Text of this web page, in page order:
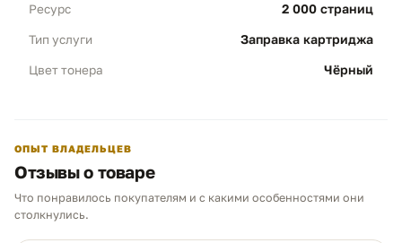
оригинального блока Canon FX-10.
Экономия:
Стоимость в несколько раз
Чистота печати:
обязательная очистка бункера отработки
предотвращает появление полос и пятен
Ресурс 2 000 страниц
Тип услуги Заправка картриджа
Цвет тонера Чёрный
ОПЫТ ВЛАДЕЛЬЦЕВ
Отзывы о товаре
Что понравилось покупателям и с какими особенностями они
столкнулись.